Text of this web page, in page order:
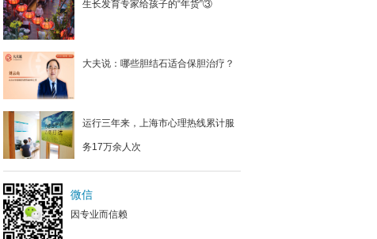
生长发育专家给孩子的“年货”③
大夫说：哪些胆结石适合保胆治疗？
运行三年来，上海市心理热线累计服
务17万余人次
微信
因专业而信赖